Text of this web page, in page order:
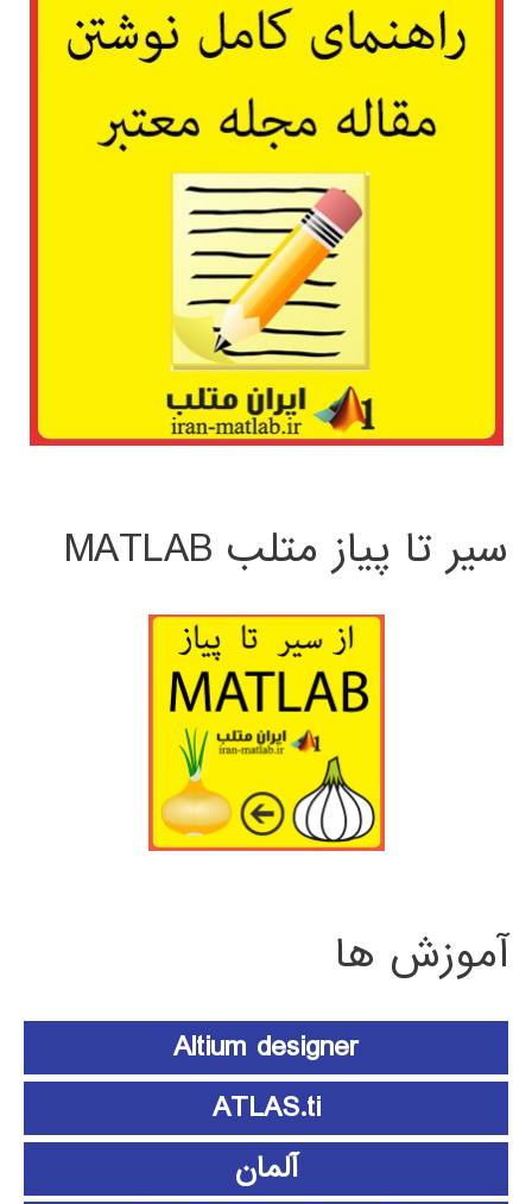
سیر تا پیاز متلب MATLAB
آموزش ها
Altium designer
ATLAS.ti
آلمان